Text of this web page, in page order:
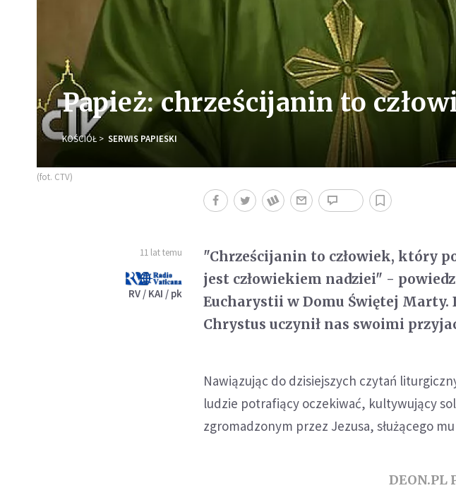
Papież: chrześcijanin to
KOŚCIÓŁ SERWIS PAPIESKI
(fot. CTV)
11 lat temu
RV / KAI / pk
"Chrześcijanin to człowiek, który
jest człowiekiem nadziei" -
Eucharystii w Domu Świętej Marty.
Chrystus uczynił nas swoimi
Nawiązując do dzisiejszych czytań
ludzie potrafiący oczekiwać, kultywujący
zgromadzonym przez Jezusa, służącego
DEON.PL